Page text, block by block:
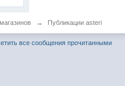
→ Публикации asteri
все сообщения прочитанными